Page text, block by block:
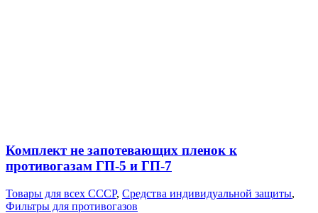
Комплект не запотевающих пленок к
противогазам ГП-5 и ГП-7
Товары для всех СССР, Средства индивидуальной защиты,
Фильтры для противогазов